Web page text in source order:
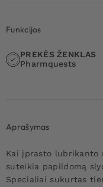
Funkcijos
PREKĖS ŽENKLAS
Pharmquests
Aprašymas
Kai įprasto lubrikanto
suteikia papildomą
Specialiai sukurtas